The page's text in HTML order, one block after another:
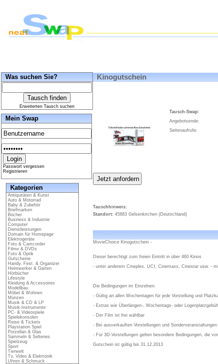
Was suchen Sie?
Erweiterten Tausch suchen
Mein Swap
Passwort vergessen
Registrieren
Kategorien
Antiquitäten & Kunst
Auto & Motorrad
Baby & Zubehör
Briefmarken
Bücher
Business & Industrie
Computer
Dienstleistungen
Domain für Homepage
Elektrogeräte
Foto & Camcorder
Filme & DVDs
Foto & Optik
Gutscheine
Handy, Fest. & Organizer
Heimwerker & Garten
Hörbücher
Lifestyle
Kleidung & Accessoires
Modellbau
Möbel & Wohnen
Münzen
Musik & CD & LP
Musik-Instrumente
PC- & Videospiele
Spielekonsolen
Reise & Tickets
Playstation Spiel
Porzellan & Glas
Sammeln & Seltenes
Spielzeug
Sport
Tierwelt
Tv, Video & Elektronik
Uhren & Schmuck
Kinogutschein
Tausch-Swap:
Angebotsende:
Seitenaufrufe:
Tauschhinweis:
Standort: 45883 Gelsenkirchen (Deutschland)
MovieChoice Kinogutschein -
Dieser berechtigt zum freien Eintritt in über 460 Kinos
- unter anderem Cineplex, UCI, Cinemaxx, Cinestar usw. -
Die Bedingungen im Einzelnen:
- Gültig an allen Wochentagen für jede Vorstellung und
- Extras wie Überlängen-, Wochentags- oder
- Der Film ist frei wählbar
- Bei ausverkauften Vorstellungen und
- Für 3D-Vorstellungen gelten besondere Bedingungen, die
Gutschein ist gültig bis 31.12.2013